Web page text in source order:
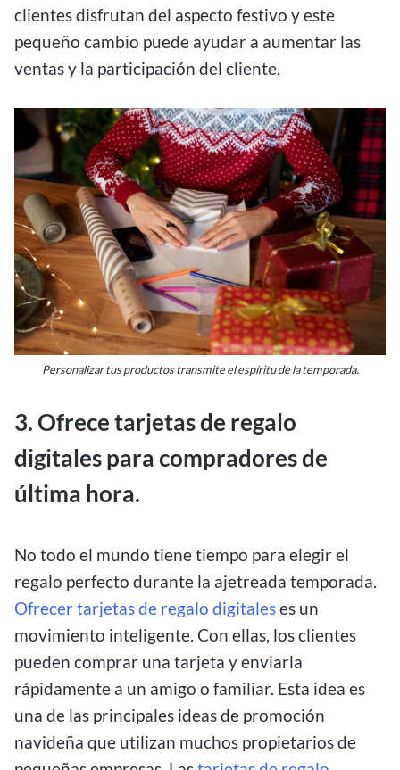
clientes disfrutan del aspecto festivo y este
pequeño cambio puede ayudar a aumentar las
ventas y la participación del cliente.
Personalizar tus productos transmite el espíritu de la temporada.
3. Ofrece tarjetas de regalo
digitales para compradores de
última hora.
No todo el mundo tiene tiempo para elegir el
regalo perfecto durante la ajetreada temporada.
Ofrecer tarjetas de regalo digitaleses un
movimiento inteligente. Con ellas, los clientes
pueden comprar una tarjeta y enviarla
rápidamente a un amigo o familiar. Esta idea es
una de las principales ideas de promoción
navideña que utilizan muchos propietarios de